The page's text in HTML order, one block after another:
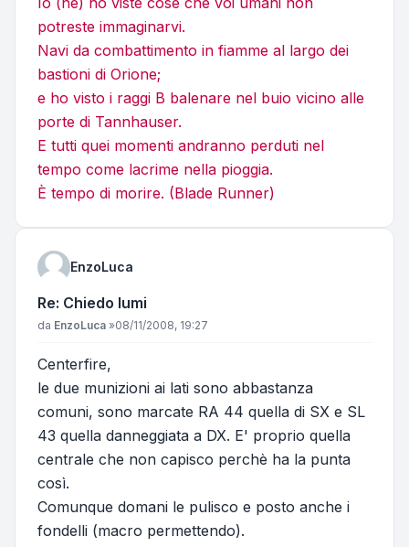
potreste immaginarvi.
Navi da combattimento in fiamme al largo dei
bastioni di Orione;
e ho visto i raggi B balenare nel buio vicino alle
porte di Tannhauser.
E tutti quei momenti andranno perduti nel
tempo come lacrime nella pioggia.
È tempo di morire. (Blade Runner)
EnzoLuca
Re: Chiedo lumi
Messaggio
da EnzoLuca »08/11/2008, 19:27
Centerfire,
le due munizioni ai lati sono abbastanza
comuni, sono marcate RA 44 quella di SX e SL
43 quella danneggiata a DX. E' proprio quella
centrale che non capisco perchè ha la punta
così.
Comunque domani le pulisco e posto anche i
fondelli (macro permettendo).